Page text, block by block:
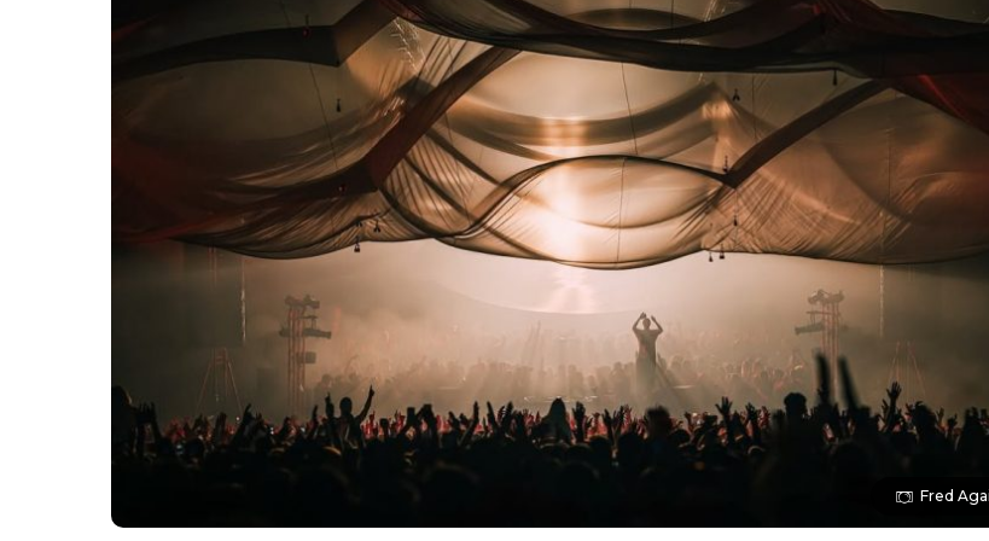
Fred